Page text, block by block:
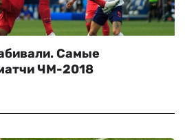
Самые
ЧМ-2018